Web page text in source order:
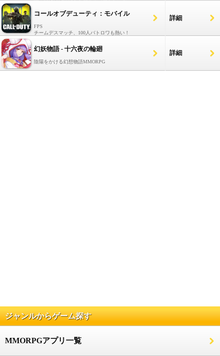
コールオブデューティ：モバイル
FPS
チームデスマッチ、100人バトロワも熱い！
詳細
幻妖物語 - 十六夜の輪廻
陰陽をかける幻想物語MMORPG
詳細
ジャンルからゲーム探す
MMORPGアプリ一覧